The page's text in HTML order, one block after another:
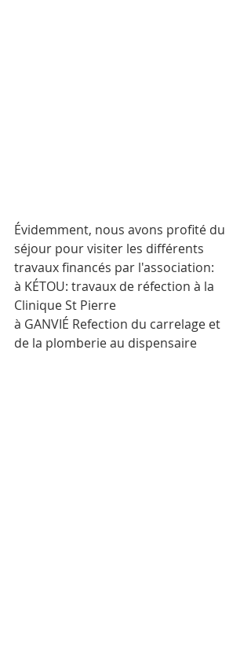
Évidemment, nous avons profité du
séjour pour visiter les différents
travaux financés par l'association:
à KÉTOU: travaux de réfection à la
Clinique St Pierre
à GANVIÉ Refection du carrelage et
de la plomberie au dispensaire